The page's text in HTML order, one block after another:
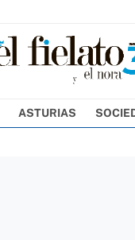
ASTURIAS